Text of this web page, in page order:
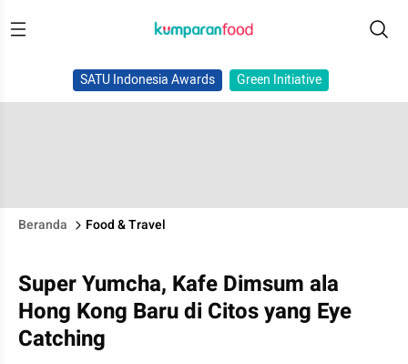
SATU Indonesia Awards Green Initiative
Beranda Food & Travel
Super Yumcha, Kafe Dimsum ala
Hong Kong Baru di Citos yang Eye
Catching